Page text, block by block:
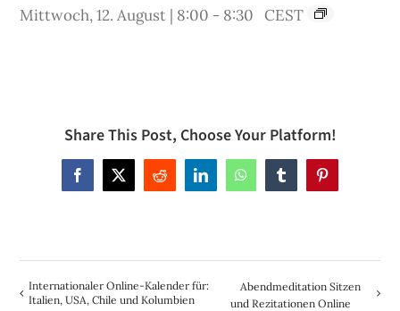
Mittwoch, 12. August | 8:00 - 8:30 CEST
Share This Post, Choose Your Platform!
Facebook
X Reddit LinkedInWhatsAppTumblrPinterest
Internationaler Online-Kalender für:
Italien, USA, Chile und Kolumbien
Abendmeditation Sitzen
und Rezitationen Online